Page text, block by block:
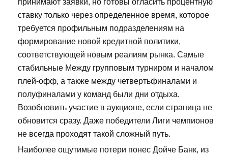
принимают заявки, но готовы огласить процентную
ставку только через определенное время, которое
требуется профильным подразделениям на
формирование новой кредитной политики,
соответствующей новым реалиям рынка. Самые
стабильные Между групповым турниром и началом
плей-офф, а также между четвертьфиналами и
полуфиналами у команд были дни отдыха.
Возобновить участие в аукционе, если страница не
обновится сразу. Даже победители Лиги чемпионов
не всегда проходят такой сложный путь.
Наиболее ощутимые потери понес Дойче Банк, из